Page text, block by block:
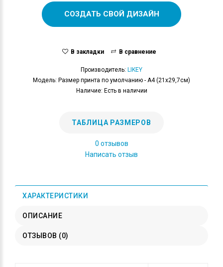
СОЗДАТЬ СВОЙ ДИЗАЙН
В закладки В сравнение
Производитель: LIKEY
Модель: Размер принта по умолчанию - А4 (21x29,7см)
Наличие: Есть в наличии
ТАБЛИЦА РАЗМЕРОВ
0 отзывов
Написать отзыв
ХАРАКТЕРИСТИКИ
ОПИСАНИЕ
ОТЗЫВОВ (0)